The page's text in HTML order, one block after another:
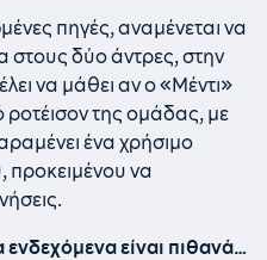
πηγές, αναμένεται να
στους δύο άντρες, στην
να μάθει αν ο «Μέντι»
ροτέισον της ομάδας, με
ένα χρήσιμο
προκειμένου να
είναι πιθανά…